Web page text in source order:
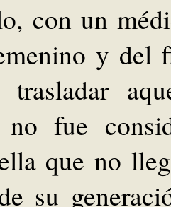
con un
y del
trasladar
no fue
que no
su